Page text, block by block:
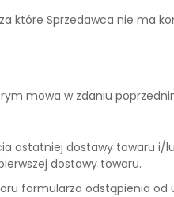
które Sprzedawca nie ma
mowa w zdaniu
ostatniej dostawy towaru i/
dostawy towaru.
formularza odstąpienia